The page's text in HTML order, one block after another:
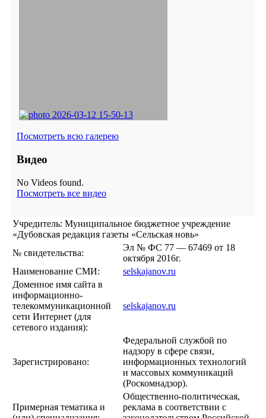
Посмотреть всю галерею
Видео
No Videos found.
Посмотреть все видео
Учредитель: Муниципальное бюджетное учреждение
«Дубовская редакция газеты «Сельская новь»
№ свидетельства:
Эл № ФС 77 — 67469 от 18
октября 2016г.
Наименование СМИ:
selskajanov.ru
Доменное имя сайта в
информационно-
телекоммуникационной
сети Интернет (для
сетевого издания):
selskajanov.ru
Зарегистрировано:
Федеральной службой по
надзору в сфере связи,
информационных технологий
и массовых коммуникаций
(Роскомнадзор).
Примерная тематика и
Общественно-политическая,
реклама в соответствии с